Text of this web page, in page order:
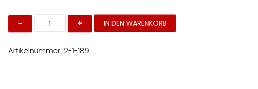
Mittelalterlicher
Bergbau
auf
Kristberg
im
IN DEN WARENKORB
Artikelnummer: 2-1-189